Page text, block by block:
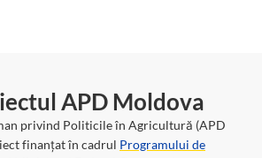
APD Moldova
privind Politicile în Agricultură (APD
finanțat în cadrul Programului de